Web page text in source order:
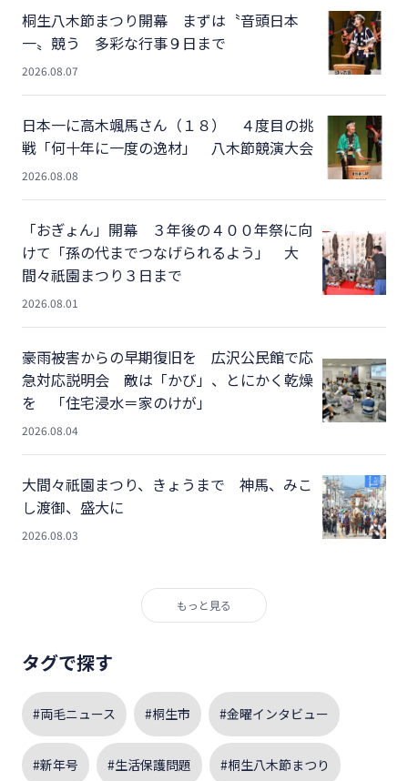
桐生八木節まつり開幕 まずは〝音頭日本
一〟競う 多彩な行事９日まで
2026.08.07
日本一に高木颯馬さん（１８） ４度目の挑
戦「何十年に一度の逸材」 八木節競演大会
2026.08.08
「おぎょん」開幕 ３年後の４００年祭に向
けて「孫の代までつなげられるよう」 大
間々祇園まつり３日まで
2026.08.01
豪雨被害からの早期復旧を 広沢公民館で応
急対応説明会 敵は「かび」、とにかく乾燥
を 「住宅浸水＝家のけが」
2026.08.04
大間々祇園まつり、きょうまで 神馬、みこ
し渡御、盛大に
2026.08.03
もっと見る
タグで探す
#両毛ニュース #桐生市 #金曜インタビュー
#新年号 #生活保護問題 #桐生八木節まつり